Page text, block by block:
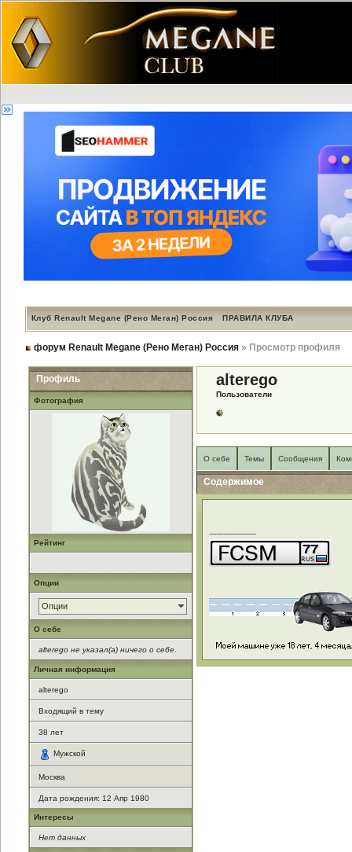
Клуб Renault Megane (Рено Меган) Россия ПРАВИЛА КЛУБА
форум Renault Megane (Рено Меган) Россия» Просмотр профиля
Профиль
Фотография
Рейтинг
Опции
Опции
О себе
alterego не указал(а) ничего о себе.
Личная информация
alterego
Входящий в тему
38 лет
Мужской
Москва
Дата рождения: 12 Апр 1980
Интересы
Нет данных
alterego
Пользователи
О себе Темы Сообщения
Содержимое
--------------------